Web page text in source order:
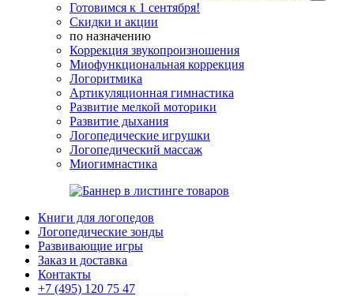
Готовимся к 1 сентября!
Скидки и акции
по назначению
Коррекция звукопроизношения
Миофункциональная коррекция
Логоритмика
Артикуляционная гимнастика
Развитие мелкой моторики
Развитие дыхания
Логопедические игрушки
Логопедический массаж
Миогимнастика
Книги для логопедов
Логопедические зонды
Развивающие игры
Заказ и доставка
Контакты
+7 (495) 120 75 47